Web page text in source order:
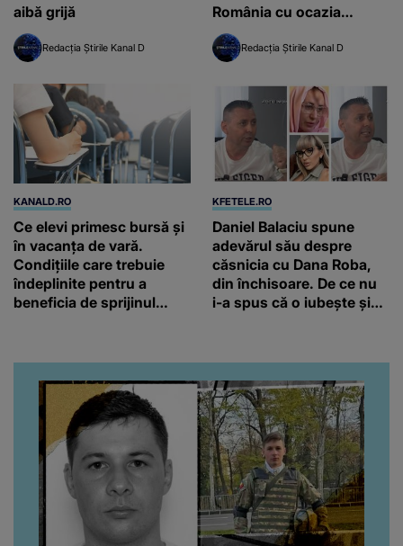
aibă grijă
Redacția Știrile Kanal D
România cu ocazia
Sărbătorilor este de
100%"Redacția Știrile Kanal D
KANALD.RO
Ce elevi primesc bursă și
în vacanța de vară.
Condițiile care trebuie
îndeplinite pentru a
beneficia de sprijinul
KFETELE.RO
Daniel Balaciu spune
adevărul său despre
căsnicia cu Dana Roba,
din închisoare. De ce nu
i-a spus că o iubește și
“Am suflet mare. Eu am
ajutat-o.”